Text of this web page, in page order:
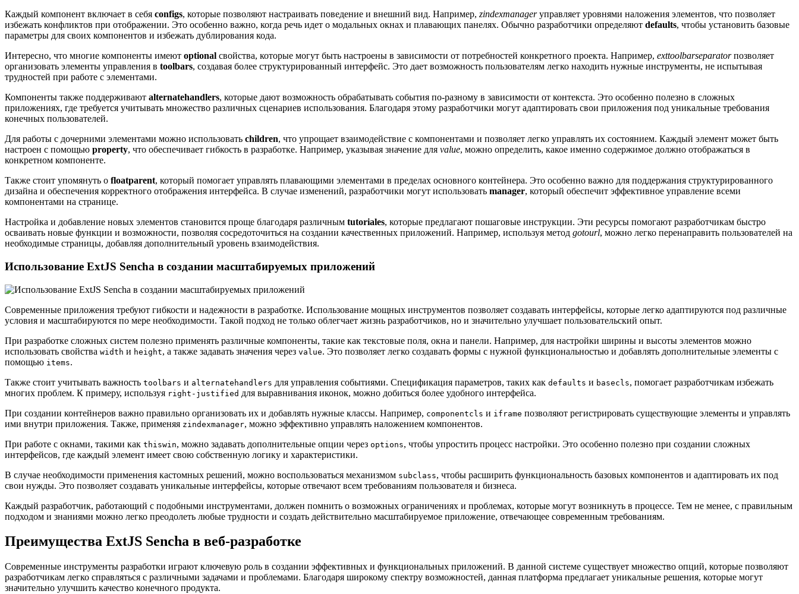
Каждый компонент включает в себя configs, которые позволяют настраивать поведение и внешний вид. Например, zindexmanagerуправляет уровнями наложения элементов, что позволяет
избежать конфликтов при отображении. Это особенно важно, когда речь идет о модальных окнах и плавающих панелях. Обычно разработчики определяют defaults, чтобы установить базовые
параметры для своих компонентов и избежать дублирования кода.
Интересно, что многие компоненты имеют optional свойства, которые могут быть настроены в зависимости от потребностей конкретного проекта. Например, exttoolbarseparatorпозволяет
организовать элементы управления в toolbars, создавая более структурированный интерфейс. Это дает возможность пользователям легко находить нужные инструменты, не испытывая
трудностей при работе с элементами.
Компоненты также поддерживают alternatehandlers, которые дают возможность обрабатывать события по-разному в зависимости от контекста. Это особенно полезно в сложных
приложениях, где требуется учитывать множество различных сценариев использования. Благодаря этому разработчики могут адаптировать свои приложения под уникальные требования
конечных пользователей.
Для работы с дочерними элементами можно использовать children, что упрощает взаимодействие с компонентами и позволяет легко управлять их состоянием. Каждый элемент может быть
настроен с помощью property, что обеспечивает гибкость в разработке. Например, указывая значение для value, можно определить, какое именно содержимое должно отображаться в
конкретном компоненте.
Также стоит упомянуть о floatparent, который помогает управлять плавающими элементами в пределах основного контейнера. Это особенно важно для поддержания структурированного
дизайна и обеспечения корректного отображения интерфейса. В случае изменений, разработчики могут использовать manager, который обеспечит эффективное управление всеми
компонентами на странице.
Настройка и добавление новых элементов становится проще благодаря различным tutoriales, которые предлагают пошаговые инструкции. Эти ресурсы помогают разработчикам быстро
осваивать новые функции и возможности, позволяя сосредоточиться на создании качественных приложений. Например, используя метод gotourl, можно легко перенаправить пользователей на
необходимые страницы, добавляя дополнительный уровень взаимодействия.
Использование ExtJS Sencha в создании масштабируемых приложений
Современные приложения требуют гибкости и надежности в разработке. Использование мощных инструментов позволяет создавать интерфейсы, которые легко адаптируются под различные
условия и масштабируются по мере необходимости. Такой подход не только облегчает жизнь разработчиков, но и значительно улучшает пользовательский опыт.
При разработке сложных систем полезно применять различные компоненты, такие как текстовые поля, окна и панели. Например, для настройки ширины и высоты элементов можно
использовать свойства width и height, а также задавать значения через value. Это позволяет легко создавать формы с нужной функциональностью и добавлять дополнительные элементы с
помощью items.
Также стоит учитывать важность toolbars и alternatehandlers для управления событиями. Спецификация параметров, таких как defaults и basecls, помогает разработчикам избежать
многих проблем. К примеру, используя right-justified для выравнивания иконок, можно добиться более удобного интерфейса.
При создании контейнеров важно правильно организовать их и добавлять нужные классы. Например, componentcls и iframe позволяют регистрировать существующие элементы и управлять
ими внутри приложения. Также, применяя zindexmanager, можно эффективно управлять наложением компонентов.
При работе с окнами, такими как thiswin, можно задавать дополнительные опции через options, чтобы упростить процесс настройки. Это особенно полезно при создании сложных
интерфейсов, где каждый элемент имеет свою собственную логику и характеристики.
В случае необходимости применения кастомных решений, можно воспользоваться механизмом subclass, чтобы расширить функциональность базовых компонентов и адаптировать их под
свои нужды. Это позволяет создавать уникальные интерфейсы, которые отвечают всем требованиям пользователя и бизнеса.
Каждый разработчик, работающий с подобными инструментами, должен помнить о возможных ограничениях и проблемах, которые могут возникнуть в процессе. Тем не менее, с правильным
подходом и знаниями можно легко преодолеть любые трудности и создать действительно масштабируемое приложение, отвечающее современным требованиям.
Преимущества ExtJS Sencha в веб-разработке
Современные инструменты разработки играют ключевую роль в создании эффективных и функциональных приложений. В данной системе существует множество опций, которые позволяют
разработчикам легко справляться с различными задачами и проблемами. Благодаря широкому спектру возможностей, данная платформа предлагает уникальные решения, которые могут
значительно улучшить качество конечного продукта.